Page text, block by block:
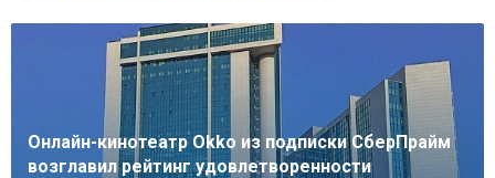
Онлайн-кинотеатр Okko из подписки СберПрайм
возглавил рейтинг удовлетворенности